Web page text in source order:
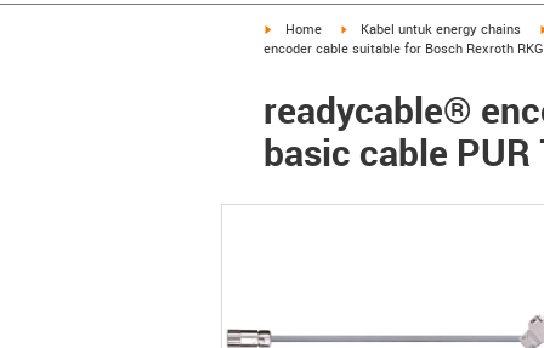
igus-icon-arrow-right
Home igus-icon-arrow-right
Kabel untuk energy chains
encoder cable suitable for Bosch Rexroth
readycable®
basic cable PUR